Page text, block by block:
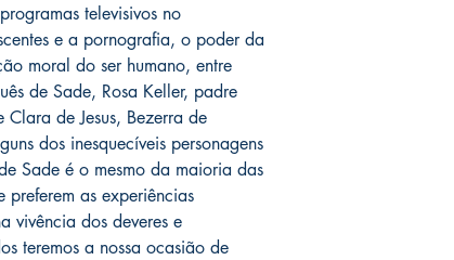
televisivos no
e a pornografia, o poder da
moral do ser humano, entre
de Sade, Rosa Keller, padre
de Jesus, Bezerra de
dos inesquecíveis personagens
Sade é o mesmo da maioria das
preferem as experiências
vivência dos deveres e
teremos a nossa ocasião de